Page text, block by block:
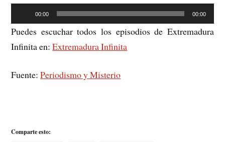
de
audio
00:00 00:00
Puedes escuchar todos los episodios de Extremadura
Infinita en:Extremadura Infinita
Fuente:Periodismo y Misterio
Comparte esto: